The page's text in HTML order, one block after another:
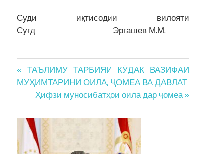
Суди иқтисодии вилояти
Суғд Эргашев М.М.
Post
navigation
« ТАЪЛИМУ ТАРБИЯИ КӮДАК ВАЗИФАИ
МУҲИМТАРИНИ ОИЛА, ҶОМЕА ВА ДАВЛАТ
Ҳифзи муносибатҳои оила дар ҷомеа »